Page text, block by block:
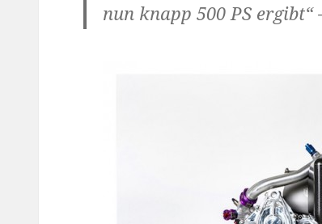
nun knapp 500 PS ergibt“